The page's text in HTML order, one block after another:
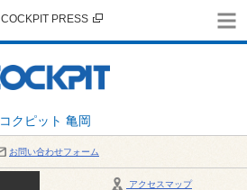
コクピット 亀岡
COCKPIT PRESS
お問い合わせフォーム
アクセスマップ